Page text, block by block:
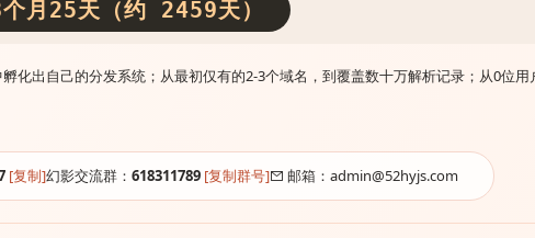
月25天（约 2459天）
化出自己的分发系统；从最初仅有的2-3个域名，到覆盖数十万解析记录；从0位用
[复制]幻影交流群： 618311789 [复制群号] 邮箱：admin@52hyjs.com